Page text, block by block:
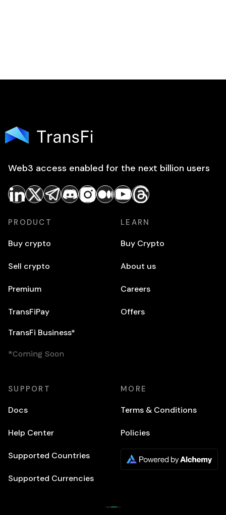
Web3 access enabled for the next billion users
PRODUCT
Buy crypto
Sell crypto
Premium
TransFiPay
TransFi Business*
*Coming Soon
LEARN
Buy Crypto
About us
Careers
Offers
SUPPORT
Docs
Help Center
Supported Countries
Supported Currencies
MORE
Terms & Conditions
Policies